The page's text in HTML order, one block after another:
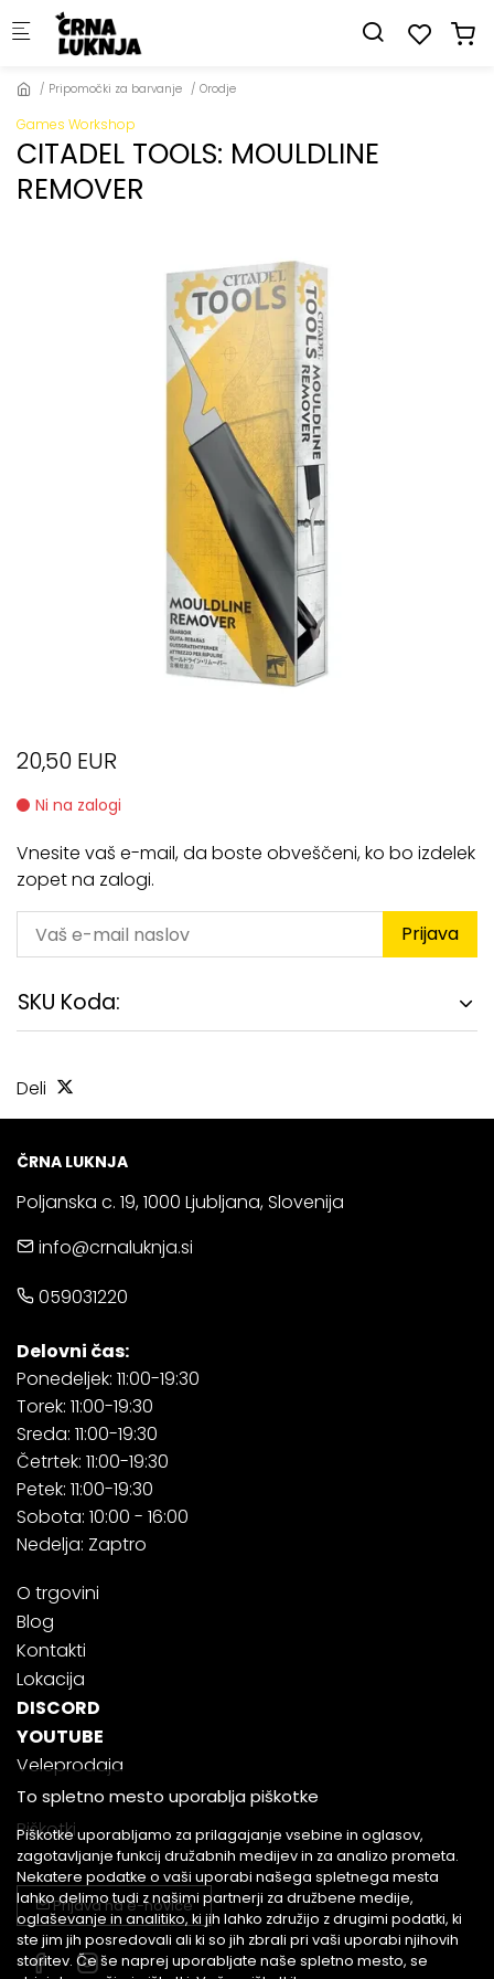
Skip to main content
Pripomočki za barvanje Orodje
Games Workshop
CITADEL TOOLS: MOULDLINE
REMOVER
20,50 EUR
Ni na zalogi
Vnesite vaš e-mail, da boste obveščeni, ko bo izdelek
zopet na zalogi.
Prijava
SKU Koda:
Deli
ČRNA LUKNJA
Poljanska c. 19, 1000 Ljubljana, Slovenija
info@crnaluknja.si
059031220
Delovni čas:
Ponedeljek: 11:00-19:30
Torek: 11:00-19:30
Sreda: 11:00-19:30
Četrtek: 11:00-19:30
Petek: 11:00-19:30
Sobota: 10:00 - 16:00
Nedelja: Zaptro
O trgovini
Blog
Kontakti
Lokacija
DISCORD
YOUTUBE
Veleprodaja
Piškotki
Prijava na e-novice
To spletno mesto uporablja piškotke
Piškotke uporabljamo za prilagajanje vsebine in oglasov,
zagotavljanje funkcij družabnih medijev in za analizo prometa.
Nekatere podatke o vaši uporabi našega spletnega mesta
lahko delimo tudi z našimi partnerji za družbene medije,
oglaševanje in analitiko, ki jih lahko združijo z drugimi podatki, ki
ste jim jih posredovali ali ki so jih zbrali pri vaši uporabi njihovih
storitev. Če še naprej uporabljate naše spletno mesto, se